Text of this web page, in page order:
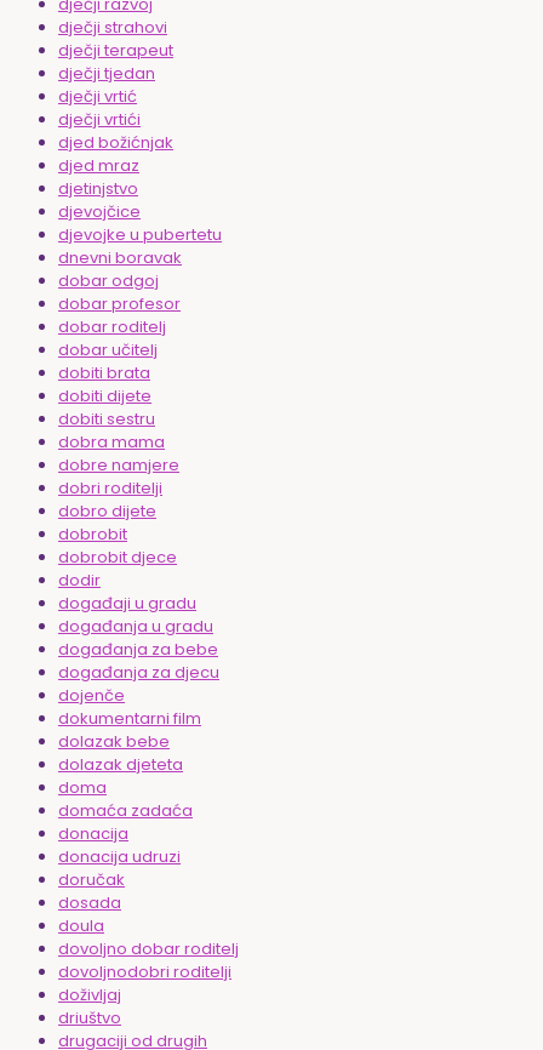
dječji strahovi
dječji terapeut
dječji tjedan
dječji vrtić
dječji vrtići
djed božićnjak
djed mraz
djetinjstvo
djevojčice
djevojke u pubertetu
dnevni boravak
dobar odgoj
dobar profesor
dobar roditelj
dobar učitelj
dobiti brata
dobiti dijete
dobiti sestru
dobra mama
dobre namjere
dobri roditelji
dobro dijete
dobrobit
dobrobit djece
dodir
događaji u gradu
događanja u gradu
događanja za bebe
događanja za djecu
dojenče
dokumentarni film
dolazak bebe
dolazak djeteta
doma
domaća zadaća
donacija
donacija udruzi
doručak
dosada
doula
dovoljno dobar roditelj
dovoljnodobri roditelji
doživljaj
driuštvo
drugaciji od drugih